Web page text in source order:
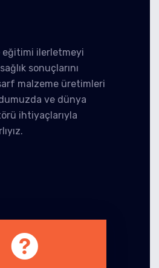
eğitimi ilerletmeyi
sonuçlarını
malzeme üretimleri
ve dünya
ihtiyaçlarıyla